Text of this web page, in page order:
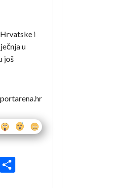
i
u
još
Email